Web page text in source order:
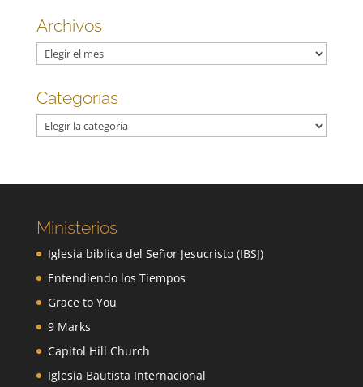
Archivos
Archivos
Categorías
Categorías
Ministerios
Iglesia biblica del Señor Jesucristo (IBSJ)
Entendiendo los Tiempos
Grace to You
9 Marks
Capitol Hill Church
Iglesia Bautista Internacional